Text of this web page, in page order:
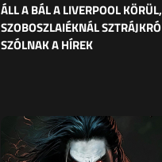
ÁLL A BÁL A LIVERPOOL KÖRÜL,
SZOBOSZLAIÉKNÁL
SZÓLNAK A HÍREK